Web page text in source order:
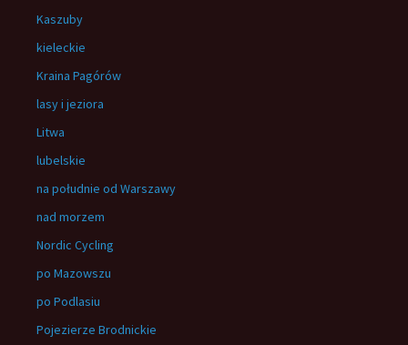
Kaszuby
kieleckie
Kraina Pagórów
lasy i jeziora
Litwa
lubelskie
na południe od Warszawy
nad morzem
Nordic Cycling
po Mazowszu
po Podlasiu
Pojezierze Brodnickie